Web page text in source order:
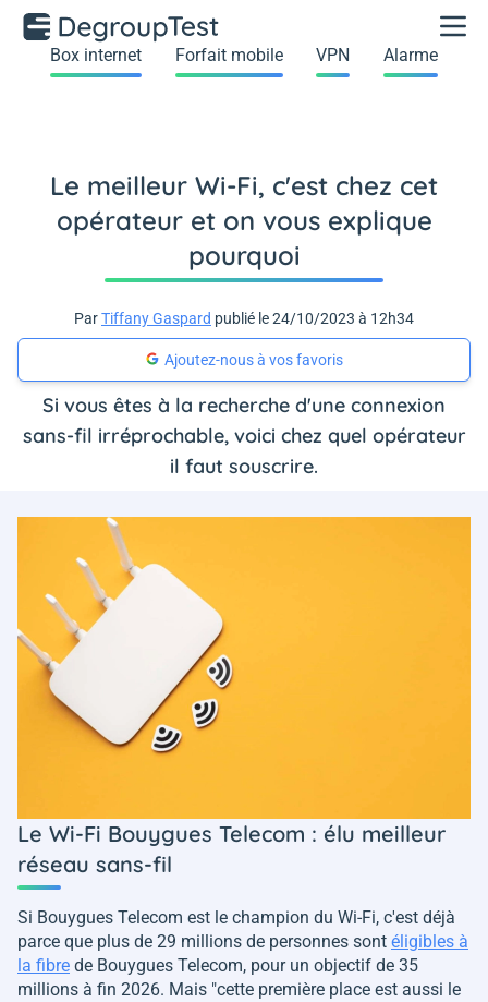
Box internet Forfait mobile VPN Alarme
Le meilleur Wi-Fi, c'est chez cet
opérateur et on vous explique
pourquoi
ParTiffany Gaspard publié le 24/10/2023 à 12h34
Ajoutez-nous à vos favoris
Si vous êtes à la recherche d'une connexion
sans-fil irréprochable, voici chez quel opérateur
il faut souscrire.
Le Wi-Fi Bouygues Telecom : élu meilleur
réseau sans-fil
Si Bouygues Telecom est le champion du Wi-Fi, c'est déjà
parce que plus de 29 millions de personnes sont éligibles à
la fibre de Bouygues Telecom, pour un objectif de 35
millions à fin 2026. Mais "cette première place est aussi le